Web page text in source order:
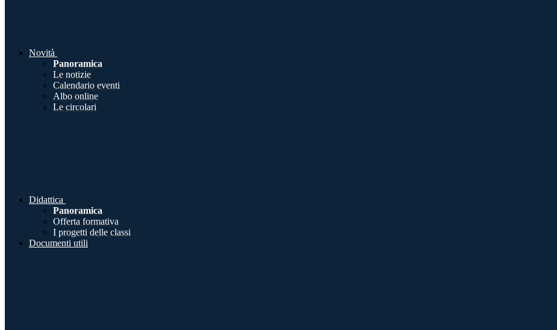
Novità
Panoramica
Le notizie
Calendario eventi
Albo online
Le circolari
Didattica
Panoramica
Offerta formativa
I progetti delle classi
Documenti utili